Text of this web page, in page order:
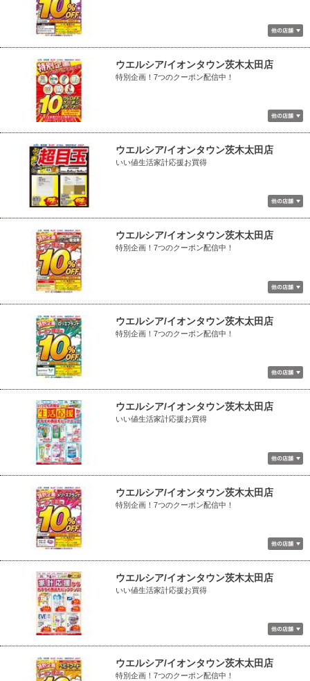
ウエルシア/イオンタウン茨木太田店
特別企画！7つのクーポン配信中！
ウエルシア/イオンタウン茨木太田店
いい値生活家計応援お買得
ウエルシア/イオンタウン茨木太田店
特別企画！7つのクーポン配信中！
ウエルシア/イオンタウン茨木太田店
特別企画！7つのクーポン配信中！
ウエルシア/イオンタウン茨木太田店
いい値生活家計応援お買得
ウエルシア/イオンタウン茨木太田店
特別企画！7つのクーポン配信中！
ウエルシア/イオンタウン茨木太田店
いい値生活家計応援お買得
ウエルシア/イオンタウン茨木太田店
特別企画！7つのクーポン配信中！